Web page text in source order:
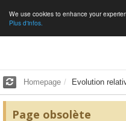
We use cookies to enhance your
Plus d'infos.
Homepage Evolution
Page obsolète